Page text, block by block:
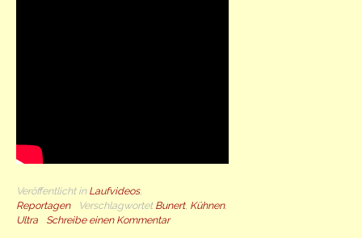
Veröffentlicht in Laufvideos,
Reportagen
Verschlagwortet Bunert, Kühnen,
Ultra
Schreibe einen Kommentar